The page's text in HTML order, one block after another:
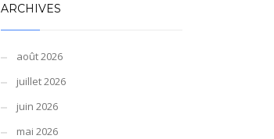
ARCHIVES
août 2026
juillet 2026
juin 2026
mai 2026